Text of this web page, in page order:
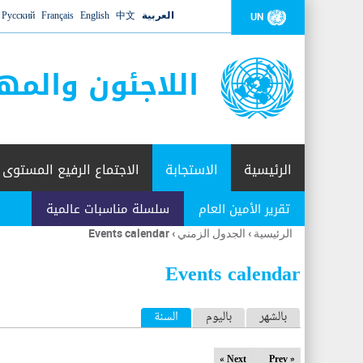
UN العربية 中文
English
Français
Русский
اللاجئون
الرئيسية الاستجابة
تقرير الأمين العام سلسلة مناسبات عالمية
الاجتماع الرفيع المستوى
أنت
هنا
الرئيسية › الجدول الزمني ›
Events calendar
Events calendar
ا
ل
بالشهر باليوم السنة (علامة التبويب النشطة)